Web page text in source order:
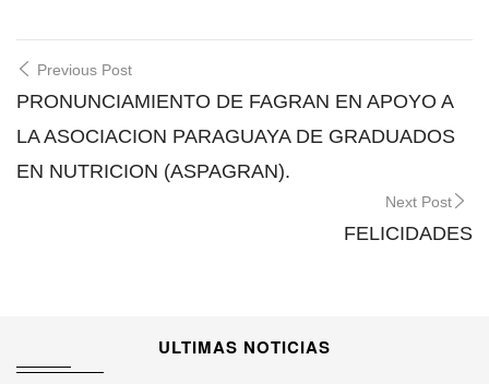
Post
navigation
Previous Post
PRONUNCIAMIENTO DE FAGRAN EN APOYO A
LA ASOCIACION PARAGUAYA DE GRADUADOS
EN NUTRICION (ASPAGRAN).
Next Post
FELICIDADES
ULTIMAS NOTICIAS